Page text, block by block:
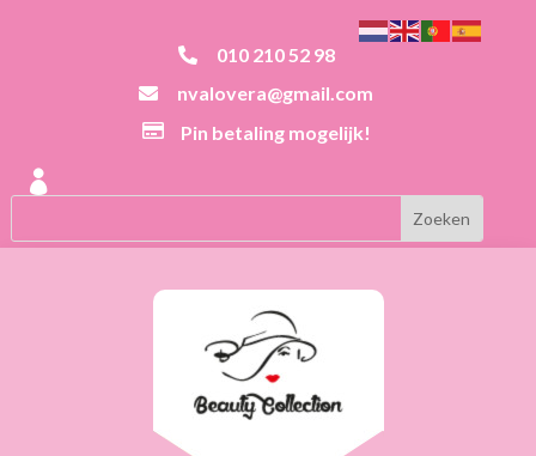
 010 210 52 98
 nvalovera@gmail.com
 Pin betaling mogelijk!
